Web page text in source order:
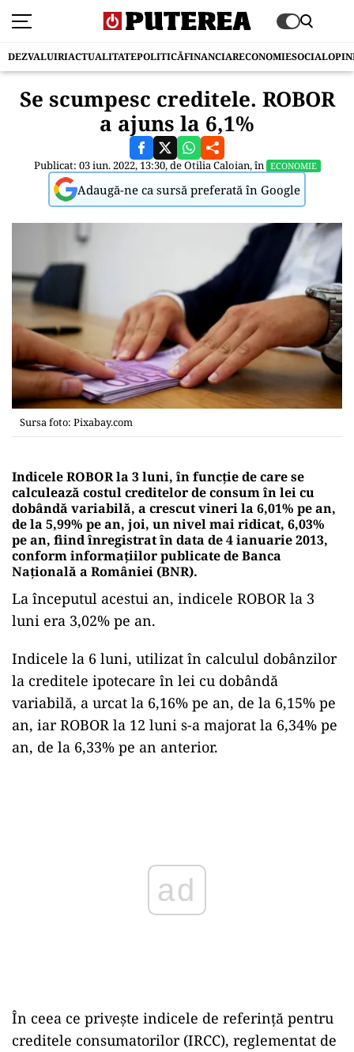
DEZVALUIRIACTUALITATEPOLITICĂFINANCIARECONOMIESOCIAL
Se scumpesc creditele. ROBOR
a ajuns la 6,1%
Publicat: 03 iun. 2022, 13:30, deOtilia Caloian, în ECONOMIE
Adaugă-ne ca sursă preferată în Google
Sursa foto: Pixabay.com
Indicele ROBOR la 3 luni, în funcţie de care se
calculează costul creditelor de consum în lei cu
dobândă variabilă, a crescut vineri la 6,01% pe an,
de la 5,99% pe an, joi, un nivel mai ridicat, 6,03%
pe an, fiind înregistrat în data de 4 ianuarie 2013,
conform informaţiilor publicate de Banca
Naţională a României (BNR).
La începutul acestui an, indicele ROBOR la 3
luni era 3,02% pe an.
Indicele la 6 luni, utilizat în calculul dobânzilor
la creditele ipotecare în lei cu dobândă
variabilă, a urcat la 6,16% pe an, de la 6,15% pe
an, iar ROBOR la 12 luni s-a majorat la 6,34% pe
an, de la 6,33% pe an anterior.
În ceea ce priveşte indicele de referinţă pentru
creditele consumatorilor (IRCC), reglementat de